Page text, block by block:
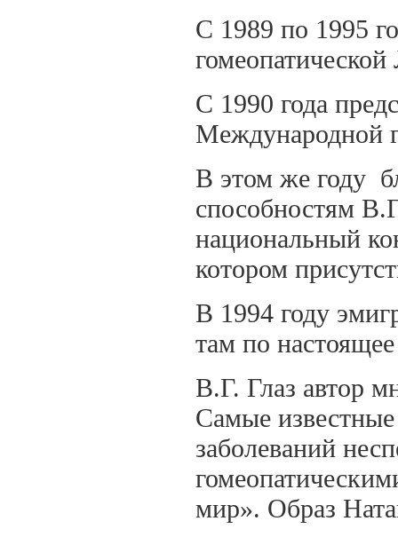
С 1989 по 1995
С 1990 года
Международной
В этом же году
способностям
национальный
котором
В 1994 году
там по
В.Г. Глаз автор
Самые
заболеваний
мир». Образ